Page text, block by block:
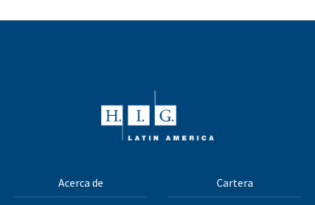
Acerca de Cartera